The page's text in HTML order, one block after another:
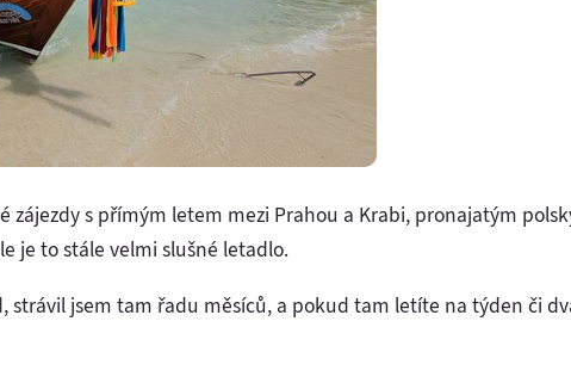
zájezdy s přímým letem mezi Prahou a Krabi, pronajatým
je to stále velmi slušné letadlo.
strávil jsem tam řadu měsíců, a pokud tam letíte na týden či